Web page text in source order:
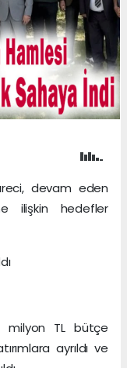
devam eden
ilişkin hedefler
milyon TL bütçe
ayrıldı ve